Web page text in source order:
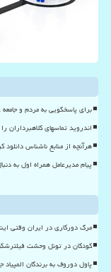
برای پاسخگویی به مردم و جامعه
اندروید تماسهای کلاهبرداران
هرآنچه از منابع ناشناس دانلود
پیام مدیرعامل همراه اول به
مرگ دورکاری در ایران وقتی
کودکان در تونل وحشت
پاول دوروف به برندگان